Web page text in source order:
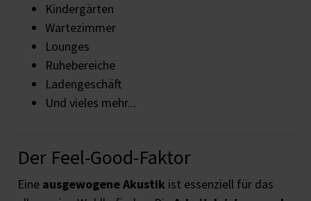
Kindergärten
Wartezimmer
Lounges
Ruhebereiche
Ladengeschäft
Und vieles mehr...
Der Feel-Good-Faktor
Eine ausgewogene Akustik ist essenziell für das